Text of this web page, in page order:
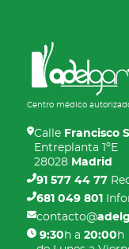
Centro médico
Calle Francisco
Entreplanta 1ºE
28028 Madrid
91 577 44 77
681 049 801
contacto@
9:30 h a20:00 h